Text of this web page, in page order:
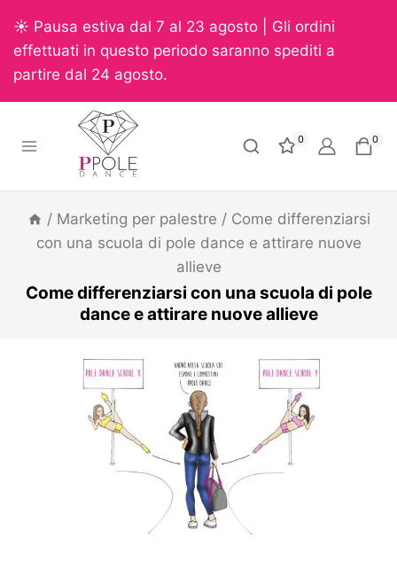
☀️ Pausa estiva dal 7 al 23 agosto | Gli ordini
effettuati in questo periodo saranno spediti a
partire dal 24 agosto.
0 0
/ Marketing per palestre / Come differenziarsi
con una scuola di pole dance e attirare nuove
allieve
Come differenziarsi con una scuola di pole
dance e attirare nuove allieve